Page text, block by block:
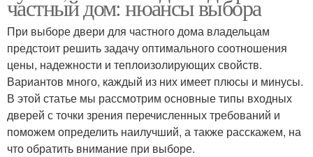
частный дом: нюансы выбора
При выборе двери для частного дома владельцам
предстоит решить задачу оптимального соотношения
цены, надежности и теплоизолирующих свойств.
Вариантов много, каждый из них имеет плюсы и минусы.
В этой статье мы рассмотрим основные типы входных
дверей с точки зрения перечисленных требований и
поможем определить наилучший, а также расскажем, на
что обратить внимание при выборе.